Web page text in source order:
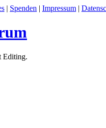
| Spenden | Impressum |
Editing.